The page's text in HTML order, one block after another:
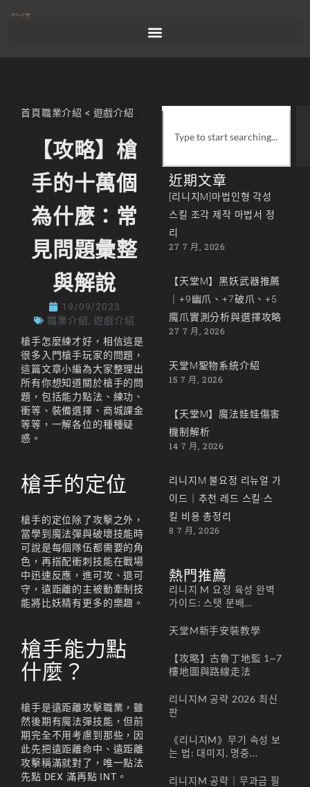
首頁職業介紹 < 遊戲介紹
【攻略】槍
手的十萬個
為什麼：常
見問題彙整
與解說
19/09/2023
職業介紹, 遊戲介紹
槍手怎麼練才好，相信這是
很多入門槍手玩家的問題，
這篇文章小編為大家整理出
所有你想知道關於槍手的問
題，包括能力點法、練功、
衝等、裝備選擇、商城課金
等等，一解各位的種種疑
惑。
槍手的定位
槍手的定位除了攻擊之外，
當學到魔法彈與破壞技能時
可說是每個隊伍都需要的角
色，再搭配衝刺技能在戰場
中迅速反應，進可攻、退可
守，遠距離的主被動牽制技
能將比妖精有更多的樂趣。
槍手能力點
什麼？
槍手是遠距離攻擊職業，雖
然後期有魔法彈技能，但前
期完全不用考慮到那些，因
此先把遠距離命中、遠距離
攻擊稱滿就對了，唯一點法
先點 DEX 滿再點 INT。
近期文章
[리니지M]마법인형 각성
스킬 조각 제작 마법서 정
리
27 7 月, 2026
【天堂M】黑妖武器推薦
｜+9幽爪、+7破爪、+5
魔爪實測分析與選擇攻略
27 7 月, 2026
天堂M聖物系統介紹
15 7 月, 2026
【天堂M】魔法娃娃傷害
機制解析
14 7 月, 2026
리니지M 불요정 리뉴얼 가
이드｜추천 레드 스킬·스
킬 비용 총정리
8 7 月, 2026
熱門推薦
리니지 M 요정 육성 완벽
가이드: 스탯 분배...
天堂M新手安裝教學
【攻略】古魯丁地監 1~7
樓地圖與路線走法
리니지M 공략 2026 최신
판
《리니지M》무기 속성 보
는 법: 대미지, 명중...
리니지M 공략｜무과금 필